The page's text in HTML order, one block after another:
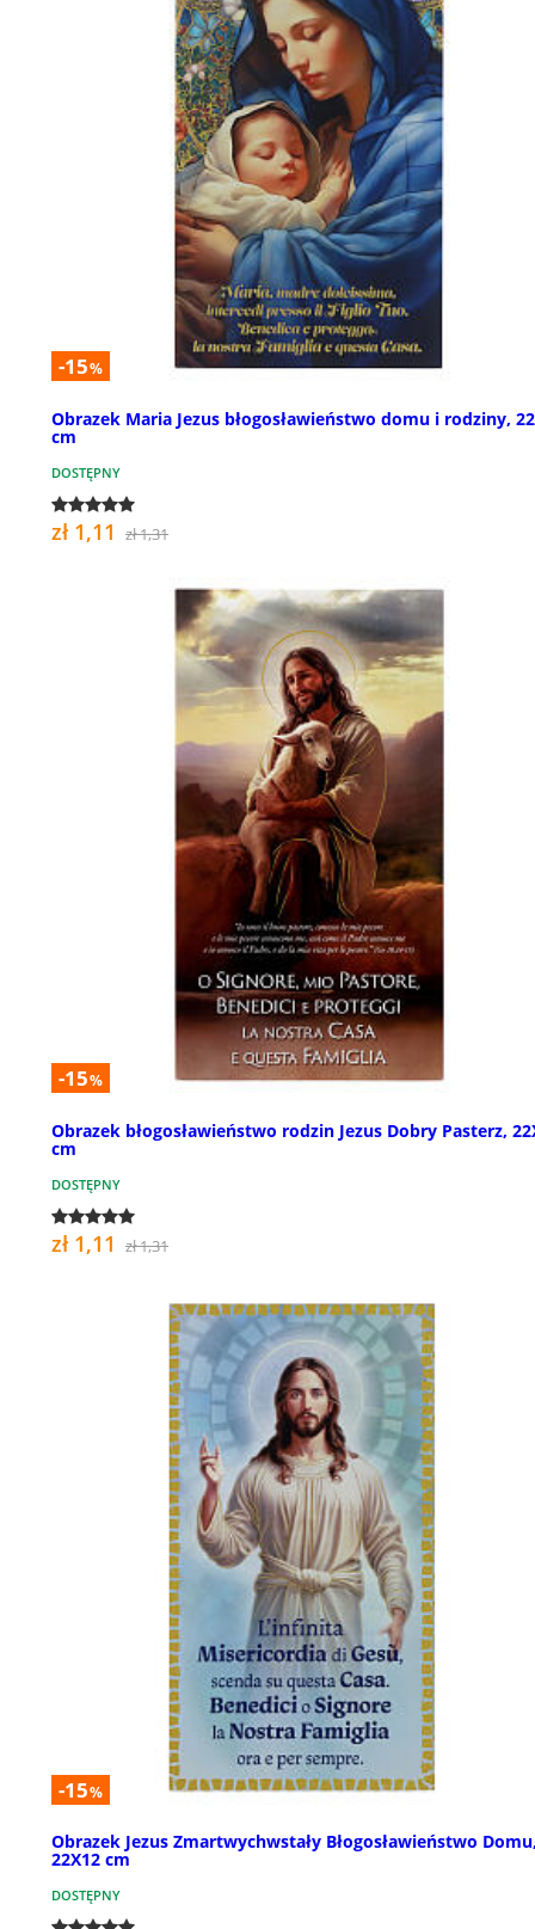
-15%
Obrazek Maria Jezus błogosławieństwo domu i rodziny,
cm
DOSTĘPNY
zł 1,11 zł 1,31
-15%
Obrazek błogosławieństwo rodzin Jezus Dobry Pasterz,
cm
DOSTĘPNY
zł 1,11 zł 1,31
-15%
Obrazek Jezus Zmartwychwstały Błogosławieństwo
22X12 cm
DOSTĘPNY